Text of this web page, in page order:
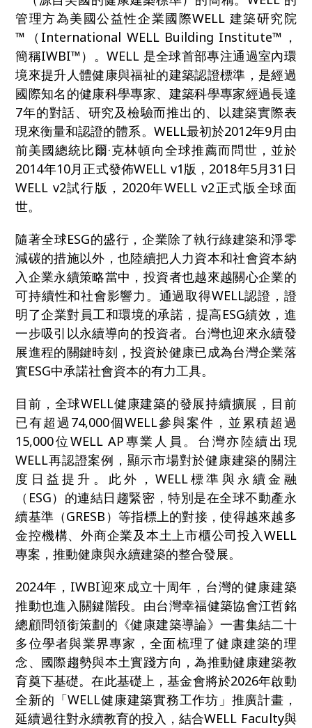
管理方為美國公益性企業國際WELL 建築研究院
™（International WELL Building Institute™，
簡稱IWBI™）。WELL 是全球首部專注通過室內環
境來提升人體健康與福祉的建築認證標準，是經過
國際知名的健康科學專家、建築科學專家經過長達
7年的對話、研究及檢驗而推出的、以建築實際表
現來衡量和認證的體系。WELL最初於2012年9月由
前美國總統比爾·克林頓向全球推薦而問世，並於
2014年10月正式發佈WELL v1版，2018年5月31日
WELL v2試行版，2020年WELL v2正式版全球面
世。
隨著全球ESG的盛行，企業除了執行綠建築和淨零
減碳的措施以外，也陸續把人力資本和社會資本納
入企業永續策略當中，投資者也越來越關心企業的
可持續性和社會影響力。通過取得WELL認證，證
明了企業對員工和環境的承諾，提高ESG績效，進
一步吸引以永續導向的投資者。台灣也迎來永續發
展進程的關鍵時刻，投資於健康已成為台灣企業落
實ESG中承諾社會資本的有力工具。
目前，全球WELL健康建築的發展持續擴展，目前
已有超過74,000個WELL參與案件，並累積超過
15,000位WELL AP專業人員。台灣亦陸續出現
WELL再認證案例，顯示市場對於健康建築的關注
度日益提升。此外，WELL標準與永續金融
（ESG）的連結日趨緊密，特別是在全球不動產永
續基準（GRESB）等指標上的對接，使得越來越多
金控機構、外商企業及本土上市櫃公司投入WELL
專案，推動健康與永續建築的整合發展。
2024年，IWBI迎來成立十周年，台灣的健康建築
推動也進入關鍵階段。由台灣幸福健築協會江哲銘
總顧問領銜策劃的《健康建築導論》一書集結二十
多位學者與業界專家，全面梳理了健康建築的理
念、國際趨勢與本土實踐方向，為推動健康建築教
育奠下基礎。在此基礎上，基金會將於2026年啟動
全新的「WELL健康建築實務工作坊」推廣計畫，
延續過往對永續教育的投入，結合WELL Faculty與